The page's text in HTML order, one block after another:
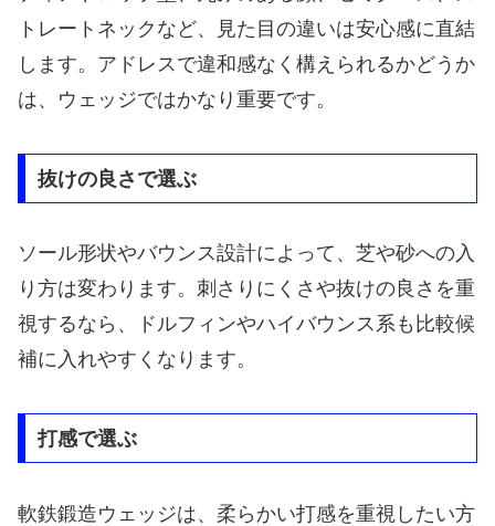
トレートネックなど、見た目の違いは安心感に直結
します。アドレスで違和感なく構えられるかどうか
は、ウェッジではかなり重要です。
抜けの良さで選ぶ
ソール形状やバウンス設計によって、芝や砂への入
り方は変わります。刺さりにくさや抜けの良さを重
視するなら、ドルフィンやハイバウンス系も比較候
補に入れやすくなります。
打感で選ぶ
軟鉄鍛造ウェッジは、柔らかい打感を重視したい方